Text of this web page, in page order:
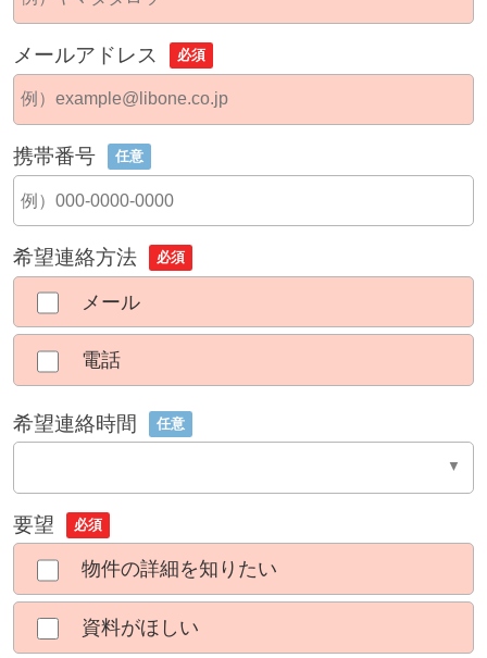
メールアドレス 必須
携帯番号 任意
希望連絡方法 必須
メール
電話
希望連絡時間 任意
要望 必須
物件の詳細を知りたい
資料がほしい